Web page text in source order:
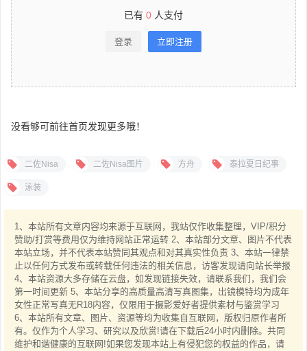
已有 0 人支付
登录 立即注册
没看够可前往首页发现更多哦！
二佐Nisa 二佐Nisa图片 方舟 泰拉夏日纪事
泳装
1、本站所有文章内容均来源于互联网，我站仅作收集整理，VIP/积分
赞助/打赏等费用仅为维持网站正常运转 2、本站部分文章、图片不代表
本站立场，并不代表本站赞同其观点和对其真实性负责 3、本站一律禁
止以任何方式发布或转载任何违法的相关信息，访客发现请向站长举报
4、本站资源大多存储在云盘，如发现链接失效，请联系我们，我们会
第一时间更新 5、本站分享的高质量高清写真图集，出镜模特均为成年
女性正常写真无R18内容，仅限用于摄影爱好者提供素材与鉴赏学习
6、本站所有文章、图片、资源等均为收集自互联网，版权归原作者所
有。仅作为个人学习、研究以及欣赏!请在下载后24小时内删除。共同
维护和谐健康的互联网!如果您发现本站上有侵犯您的权益的作品，请